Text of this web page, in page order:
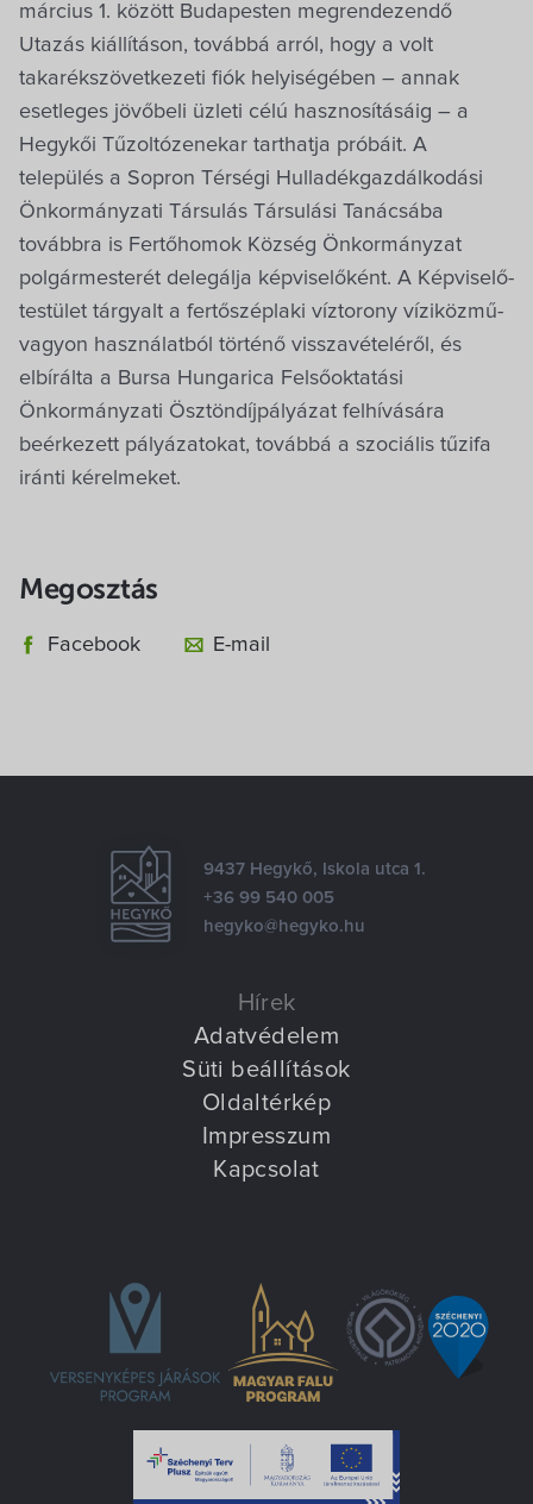
Pályázatok
Dokumentumok
március 1. között Budapesten megrendezendő
Utazás kiállításon, továbbá arról, hogy a volt
takarékszövetkezeti fiók helyiségében – annak
esetleges jövőbeli üzleti célú hasznosításáig – a
Hegykői Tűzoltózenekar tarthatja próbáit. A
település a Sopron Térségi Hulladékgazdálkodási
Önkormányzati Társulás Társulási Tanácsába
továbbra is Fertőhomok Község Önkormányzat
polgármesterét delegálja képviselőként. A Képviselő-
testület tárgyalt a fertőszéplaki víztorony víziközmű-
vagyon használatból történő visszavételéről, és
elbírálta a Bursa Hungarica Felsőoktatási
Önkormányzati Ösztöndíjpályázat felhívására
beérkezett pályázatokat, továbbá a szociális tűzifa
iránti kérelmeket.
Megosztás
Facebook E-mail
9437 Hegykő, Iskola utca 1.
+36 99 540 005
hegyko@hegyko.hu
Hírek
Adatvédelem
Süti beállítások
Oldaltérkép
Impresszum
Kapcsolat